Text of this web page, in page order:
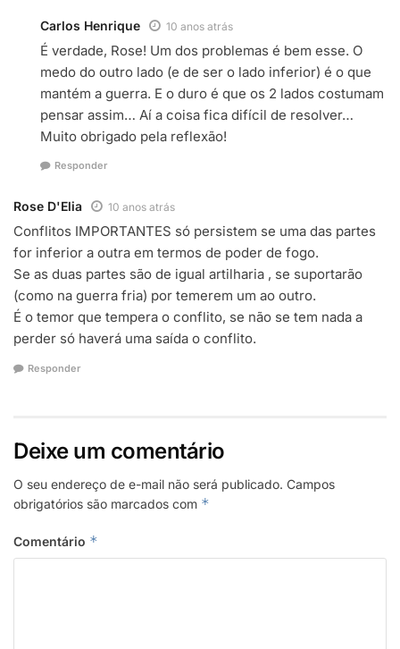
Carlos Henrique 10 anos atrás
É verdade, Rose! Um dos problemas é bem esse. O
medo do outro lado (e de ser o lado inferior) é o que
mantém a guerra. E o duro é que os 2 lados costumam
pensar assim… Aí a coisa fica difícil de resolver…
Muito obrigado pela reflexão!
Responder
Rose D'Elia 10 anos atrás
Conflitos IMPORTANTES só persistem se uma das partes
for inferior a outra em termos de poder de fogo.
Se as duas partes são de igual artilharia , se suportarão
(como na guerra fria) por temerem um ao outro.
É o temor que tempera o conflito, se não se tem nada a
perder só haverá uma saída o conflito.
Responder
Deixe um comentário
O seu endereço de e-mail não será publicado. Campos
obrigatórios são marcados com *
Comentário *